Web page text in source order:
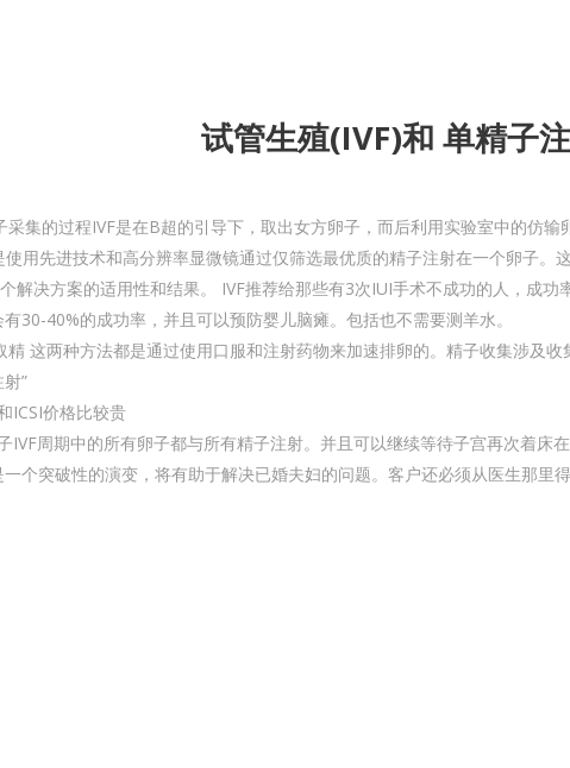
试管生殖(IVF)和 单精子
集的过程IVF是在B超的引导下，取出女方卵子，而后利用实验室中的仿
使用先进技术和高分辨率显微镜通过仅筛选最优质的精子注射在一个卵子
解决方案的适用性和结果。 IVF推荐给那些有3次IUI手术不成功的人，成
30-40%的成功率，并且可以预防婴儿脑瘫。包括也不需要测羊水。
这两种方法都是通过使用口服和注射药物来加速排卵的。精子收集涉及
”
ICSI价格比较贵
周期中的所有卵子都与所有精子注射。并且可以继续等待子宫再次着床
个突破性的演变，将有助于解决已婚夫妇的问题。客户还必须从医生那